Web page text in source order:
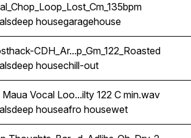
deep housegaragehouse
CDH_Are
CDH_Ar...p_Gm_122_Roasted
deep housechill-out
Vocal Loop Wet_Guilty 122 C min.wav
Vocal Loo...ilty 122 C min.wav
deep houseafro housewet